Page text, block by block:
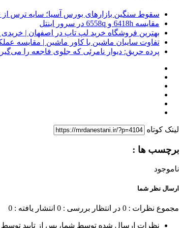
سقوط سنگین بازارهای بورس آسیا؛ سایه ترس
مقایسه 6418h و 6558q در سرور اینتل
بهترین فروشگاه خرید لپ تاپ در اصفهان |
تفاوت سایبان ماشین با کاور ماشین | مقایسه
پرده حریق: دیوار نامرئی که جلوی فاجعه را
لینک کوتاه
برچسب ها :
ناموجود
ارسال نظر شما
مجموع نظرات : 0 در انتظار بررسی : 0 انتشار یافته : 0
نظرات ارسال شده توسط شما، پس از تایید